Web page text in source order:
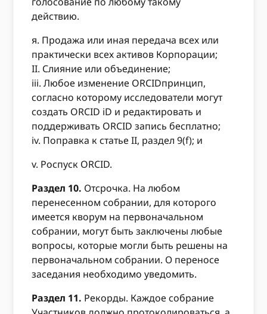
действию.
я. Продажа или иная передача всех или
практически всех активов Корпорации;
II. Слияние или объединение;
iii. Любое изменение ORCIDпринцип,
согласно которому исследователи могут
создать ORCID iD и редактировать и
поддерживать ORCID запись бесплатно;
iv. Поправка к статье II, раздел 9(f); и
v. Роспуск ORCID.
Раздел 10. Отсрочка. На любом
перенесенном собрании, для которого
имеется кворум на первоначальном
собрании, могут быть заключены любые
вопросы, которые могли быть решены на
первоначальном собрании. О переносе
заседания необходимо уведомить.
Раздел 11. Рекорды. Каждое собрание